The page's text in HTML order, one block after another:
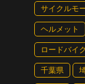
サイクルモ
ヘルメット
ロードバイク
千葉県